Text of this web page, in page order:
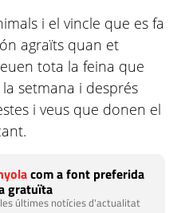
i el vincle que es fa
agraïts quan et
tota la feina que
setmana i després
i veus que donen el
com a font preferida
gratuïta
últimes notícies d'actualitat